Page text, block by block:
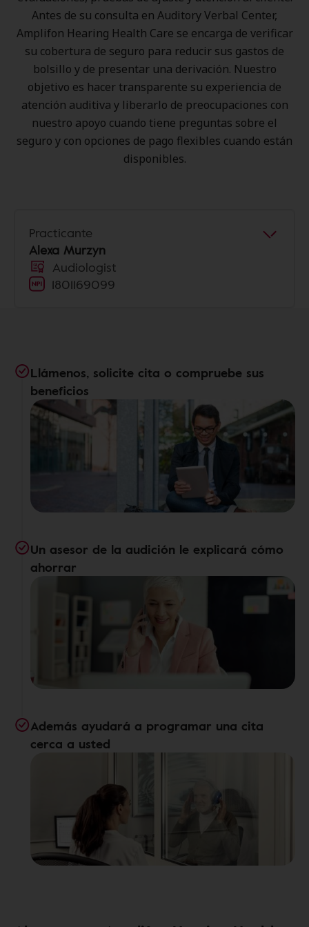
Antes de su consulta en Auditory Verbal Center,
Amplifon Hearing Health Care se encarga de verificar
su cobertura de seguro para reducir sus gastos de
bolsillo y de presentar una derivación. Nuestro
objetivo es hacer transparente su experiencia de
atención auditiva y liberarlo de preocupaciones con
nuestro apoyo cuando tiene preguntas sobre el
seguro y con opciones de pago flexibles cuando están
disponibles.
Practicante
Alexa Murzyn
Audiologist
1801169099
Llámenos, solicite cita o compruebe sus
beneficios
Un asesor de la audición le explicará cómo
ahorrar
Además ayudará a programar una cita
cerca a usted